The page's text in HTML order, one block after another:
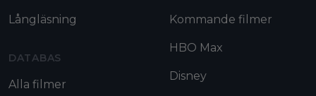
Långläsning
DATABAS
Alla filmer
Kommande filmer
HBO Max
Disney